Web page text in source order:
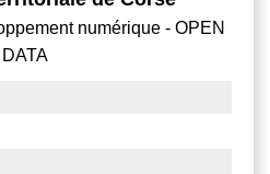
numérique - OPEN
DATA